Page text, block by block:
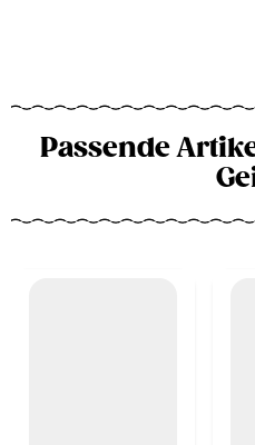
Passende